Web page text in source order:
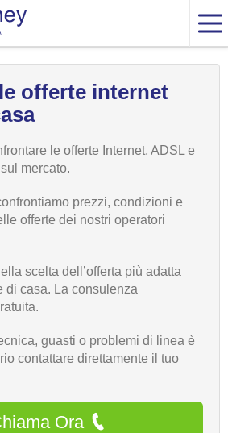
offerte internet
le offerte Internet, ADSL e
mercato.
prezzi, condizioni e
offerte dei nostri operatori
scelta dell’offerta più adatta
di casa. La consulenza
guasti o problemi di linea è
contattare direttamente il tuo
Ora